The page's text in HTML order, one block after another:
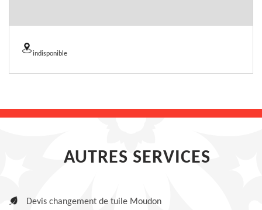
indisponible
AUTRES SERVICES
Devis changement de tuile Moudon